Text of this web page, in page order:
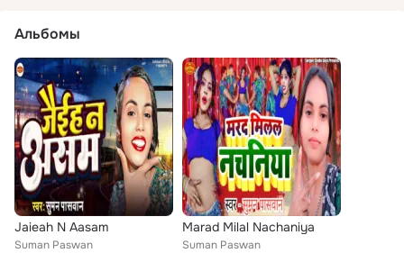
Альбомы
Jaieah N Aasam
Suman Paswan
Marad Milal Nachaniya
Suman Paswan